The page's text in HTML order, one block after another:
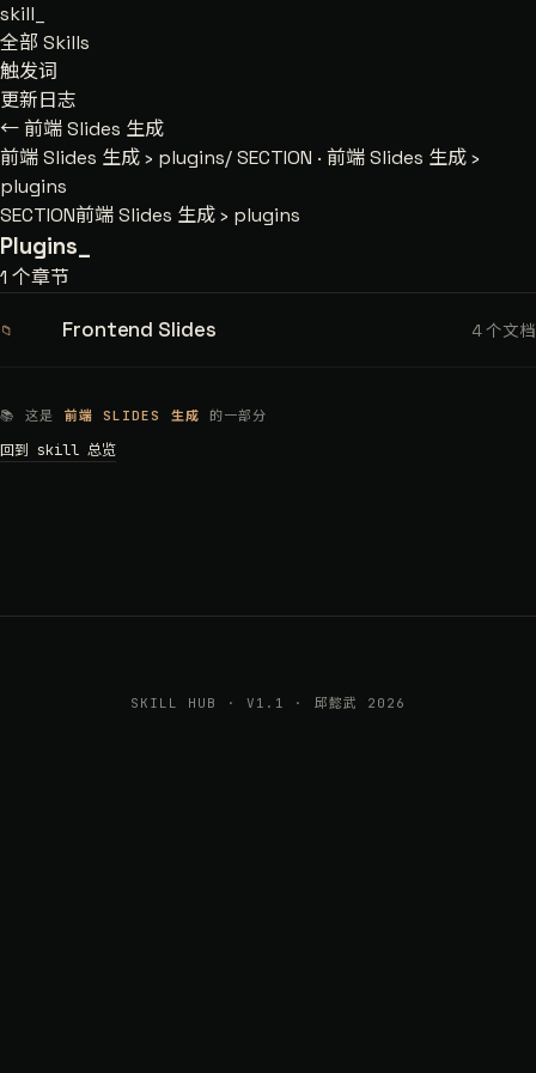
skill
全部 Skills
触发词
更新日志
← 前端 Slides 生成
前端 Slides 生成› plugins/SECTION · 前端 Slides 生成 ›
plugins
SECTION前端 Slides 生成 › plugins
Plugins
1 个章节
📁 Frontend Slides 4 个文档
📚 这是 前端 SLIDES 生成 的一部分
回到 skill 总览
SKILL HUB · V1.1 · 邱懿武 2026